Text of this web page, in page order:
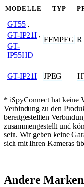
MODELLE TYP
GT55 ,
GT-IP21I ,
GT-
IP55HD
FFMPEG
GT-IP21I JPEG
* iSpyConnect hat keine
Verbindung zu den
bereitgestellten
zusammengestellt und
sein. Wir geben keine
sich mit Ihren Kameras
Andere